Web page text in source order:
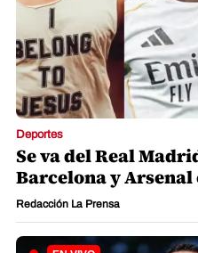
Deportes
Se va del Real
Barcelona y Arsenal
Redacción La Prensa